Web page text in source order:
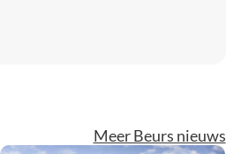
Meer Beurs nieuws